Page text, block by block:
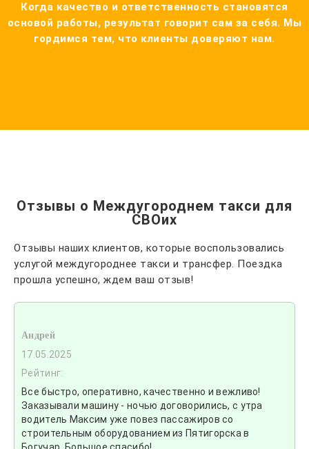
Когда качество и ответственность становятся
основой работы, результат говорит сам за себя. Мы
гордимся тем, что клиенты доверяют нам.
Отзывы о Междугороднем такси для
СВОих
Отзывы наших клиентов, которые воспользовались
услугой междугороднее такси и трансфер. Поездка
прошла успешно, ждем ваш отзыв!
Андрей
17.05.2025
Рейтинг:
Все быстро, оперативно, качественно и вежливо!
Заказывали машину - ночью договорились, с утра
водитель Максим уже повез пассажиров со
строительным оборудованием из Пятигорска в